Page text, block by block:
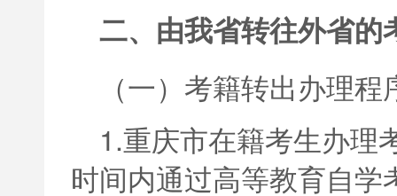
二、由我省转往外省
（一）考籍转出办理程
1.重庆市在籍考生办理
时间内通过高等教育自